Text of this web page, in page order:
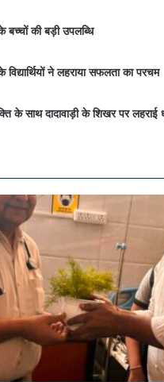
की बड़ी उपलब्धि
ने लहराया सफलता का परचम
के साथ दादावाड़ी के शिखर पर लहराई